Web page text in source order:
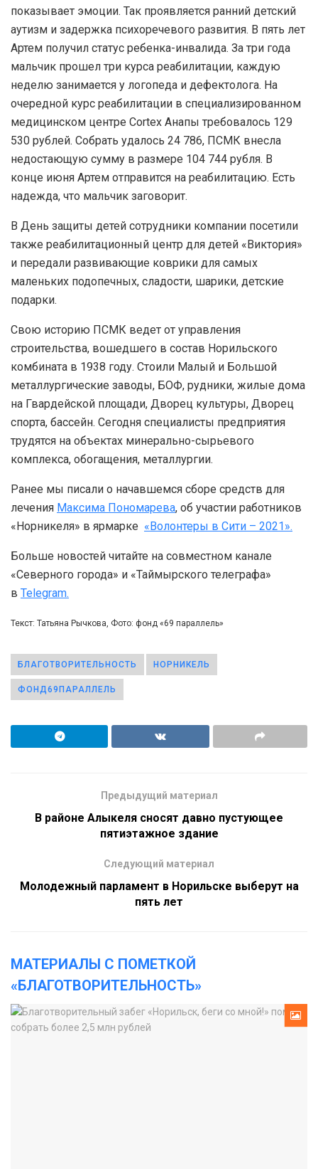
показывает эмоции. Так проявляется ранний детский
аутизм и задержка психоречевого развития. В пять лет
Артем получил статус ребенка-инвалида. За три года
мальчик прошел три курса реабилитации, каждую
неделю занимается у логопеда и дефектолога. На
очередной курс реабилитации в специализированном
медицинском центре Cortex Анапы требовалось 129
530 рублей. Собрать удалось 24 786, ПСМК внесла
недостающую сумму в размере 104 744 рубля. В
конце июня Артем отправится на реабилитацию. Есть
надежда, что мальчик заговорит.
В День защиты детей сотрудники компании посетили
также реабилитационный центр для детей «Виктория»
и передали развивающие коврики для самых
маленьких подопечных, сладости, шарики, детские
подарки.
Свою историю ПСМК ведет от управления
строительства, вошедшего в состав Норильского
комбината в 1938 году. Стоили Малый и Большой
металлургические заводы, БОФ, рудники, жилые дома
на Гвардейской площади, Дворец культуры, Дворец
спорта, бассейн. Сегодня специалисты предприятия
трудятся на объектах минерально-сырьевого
комплекса, обогащения, металлургии.
Ранее мы писали о начавшемся сборе средств для
лечения Максима Пономарева, об участии работников
«Норникеля» в ярмарке «Волонтеры в Сити – 2021».
Больше новостей читайте на совместном канале
«Северного города» и «Таймырского телеграфа»
в Telegram.
Текст: Татьяна Рычкова, Фото: фонд «69 параллель»
БЛАГОТВОРИТЕЛЬНОСТЬ НОРНИКЕЛЬ
ФОНД69ПАРАЛЛЕЛЬ
Предыдущий материал
В районе Алыкеля сносят давно пустующее
пятиэтажное здание
Следующий материал
Молодежный парламент в Норильске выберут на
пять лет
МАТЕРИАЛЫ С ПОМЕТКОЙ
«БЛАГОТВОРИТЕЛЬНОСТЬ»